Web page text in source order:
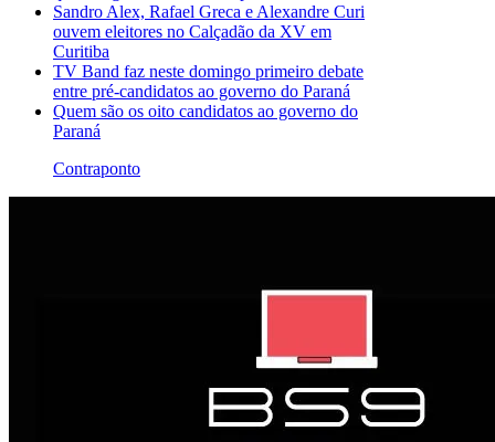
Sandro Alex, Rafael Greca e Alexandre Curi
ouvem eleitores no Calçadão da XV em
Curitiba
TV Band faz neste domingo primeiro debate
entre pré-candidatos ao governo do Paraná
Quem são os oito candidatos ao governo do
Paraná
Contraponto